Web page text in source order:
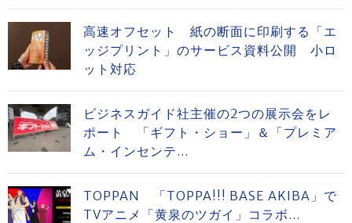
高速オフセット 紙の断面に印刷する「エ
ッジプリント」のサービス資料公開 小ロ
ット対応
ビジネスガイド社主催の2つの展示会をレ
ポート 「ギフト・ショー」＆「プレミア
ム・インセンテ...
TOPPAN 「TOPPA!!! BASE AKIBA」で
TVアニメ「黄泉のツガイ」コラボ...